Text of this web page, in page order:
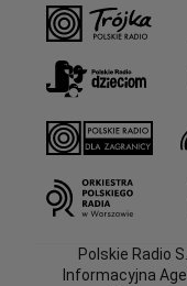
Polskie Radio
Informacyjna